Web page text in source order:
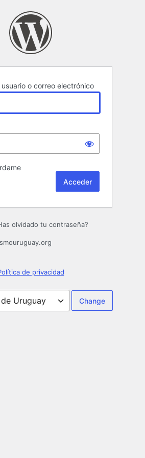
o correo electrónico
olvidado tu contraseña?
de privacidad